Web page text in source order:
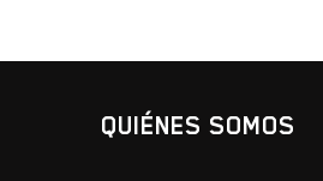
QUIÉNES SOMOS